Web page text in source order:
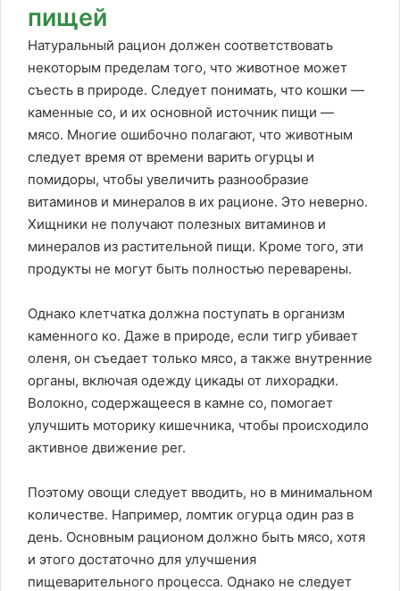
пищей
Натуральный рацион должен соответствовать
некоторым пределам того, что животное может
съесть в природе. Следует понимать, что кошки —
каменные co, и их основной источник пищи —
мясо. Многие ошибочно полагают, что животным
следует время от времени варить огурцы и
помидоры, чтобы увеличить разнообразие
витаминов и минералов в их рационе. Это неверно.
Хищники не получают полезных витаминов и
минералов из растительной пищи. Кроме того, эти
продукты не могут быть полностью переварены.
Однако клетчатка должна поступать в организм
каменного ко. Даже в природе, если тигр убивает
оленя, он съедает только мясо, а также внутренние
органы, включая одежду цикады от лихорадки.
Волокно, содержащееся в камне co, помогает
улучшить моторику кишечника, чтобы происходило
активное движение per.
Поэтому овощи следует вводить, но в минимальном
количестве. Например, ломтик огурца один раз в
день. Основным рационом должно быть мясо, хотя
и этого достаточно для улучшения
пищеварительного процесса. Однако не следует